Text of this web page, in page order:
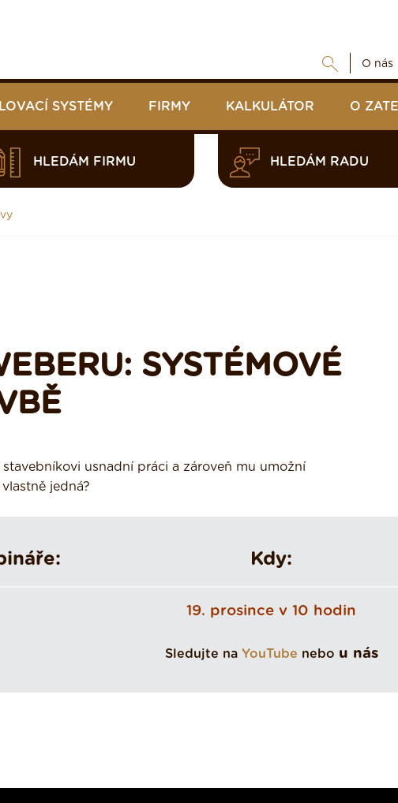
O nás
SYSTÉMY FIRMY KALKULÁTOR O
HLEDÁM FIRMU HLEDÁM RADU
SYSTÉMOVÉ
usnadní práci a zároveň mu umožní
jedná?
Kdy:
19. prosince v 10 hodin
Sledujte na YouTube nebo u nás